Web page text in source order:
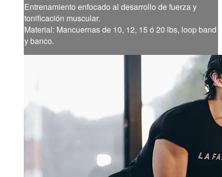
Entrenamiento enfocado al desarrollo de fuerza y
tonificación muscular.
Material: Mancuernas de 10, 12, 15 ó 20 lbs, loop band
y banco.